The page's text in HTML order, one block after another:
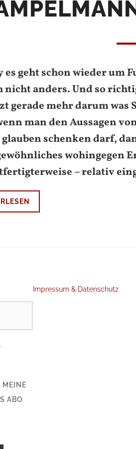
es geht schon wieder um
nicht anders. Und so
gerade mehr darum
man den Aussagen
schenken darf,
wohingegen
– relativ
MEINE
ABO
Impressum & Datenschutz